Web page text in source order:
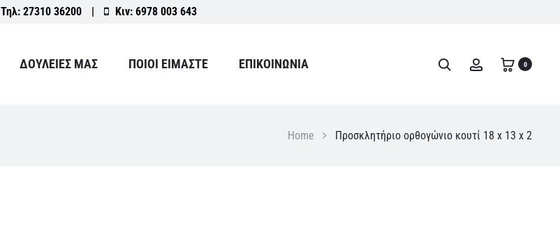
Τηλ: 27310 36200 | Κιν: 6978 003 643
ΔΟΥΛΕΙΕΣ ΜΑΣ ΠΟΙΟΙ ΕΙΜΑΣΤΕ ΕΠΙΚΟΙΝΩΝΊΑ Search Account 0
Home Προσκλητήριο ορθογώνιο κουτί 18 x 13 x 2